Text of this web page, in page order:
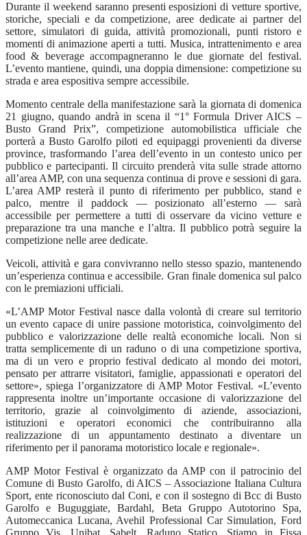
Durante il weekend saranno presenti esposizioni di vetture sportive,
storiche, speciali e da competizione, aree dedicate ai partner del
settore, simulatori di guida, attività promozionali, punti ristoro e
momenti di animazione aperti a tutti. Musica, intrattenimento e area
food & beverage accompagneranno le due giornate del festival.
L’evento mantiene, quindi, una doppia dimensione: competizione su
strada e area espositiva sempre accessibile.
Momento centrale della manifestazione sarà la giornata di domenica
21 giugno, quando andrà in scena il “1° Formula Driver AICS –
Busto Grand Prix”, competizione automobilistica ufficiale che
porterà a Busto Garolfo piloti ed equipaggi provenienti da diverse
province, trasformando l’area dell’evento in un contesto unico per
pubblico e partecipanti. Il circuito prenderà vita sulle strade attorno
all’area AMP, con una sequenza continua di prove e sessioni di gara.
L’area AMP resterà il punto di riferimento per pubblico, stand e
palco, mentre il paddock — posizionato all’esterno — sarà
accessibile per permettere a tutti di osservare da vicino vetture e
preparazione tra una manche e l’altra. Il pubblico potrà seguire la
competizione nelle aree dedicate.
Veicoli, attività e gara convivranno nello stesso spazio, mantenendo
un’esperienza continua e accessibile. Gran finale domenica sul palco
con le premiazioni ufficiali.
«L’AMP Motor Festival nasce dalla volontà di creare sul territorio
un evento capace di unire passione motoristica, coinvolgimento del
pubblico e valorizzazione delle realtà economiche locali. Non si
tratta semplicemente di un raduno o di una competizione sportiva,
ma di un vero e proprio festival dedicato al mondo dei motori,
pensato per attrarre visitatori, famiglie, appassionati e operatori del
settore», spiega l’organizzatore di AMP Motor Festival. «L’evento
rappresenta inoltre un’importante occasione di valorizzazione del
territorio, grazie al coinvolgimento di aziende, associazioni,
istituzioni e operatori economici che contribuiranno alla
realizzazione di un appuntamento destinato a diventare un
riferimento per il panorama motoristico locale e regionale».
AMP Motor Festival è organizzato da AMP con il patrocinio del
Comune di Busto Garolfo, di AICS – Associazione Italiana Cultura
Sport, ente riconosciuto dal Coni, e con il sostegno di Bcc di Busto
Garolfo e Buguggiate, Bardahl, Beta Gruppo Autotorino Spa,
Automeccanica Lucana, Avehil Professional Car Simulation, Ford
Gruppo Vis, Unibat, Sabelt, Raduno Statico, Stiamo in Fissa